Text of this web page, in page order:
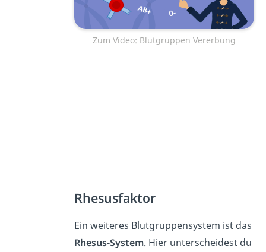
Zum Video: Blutgruppen Vererbung
Rhesusfaktor
Ein weiteres Blutgruppensystem ist das
Rhesus-System. Hier unterscheidest du